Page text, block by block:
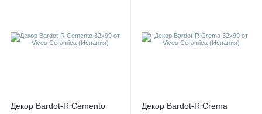
Декор Bardot-R Cemento
Декор Bardot-R Crema